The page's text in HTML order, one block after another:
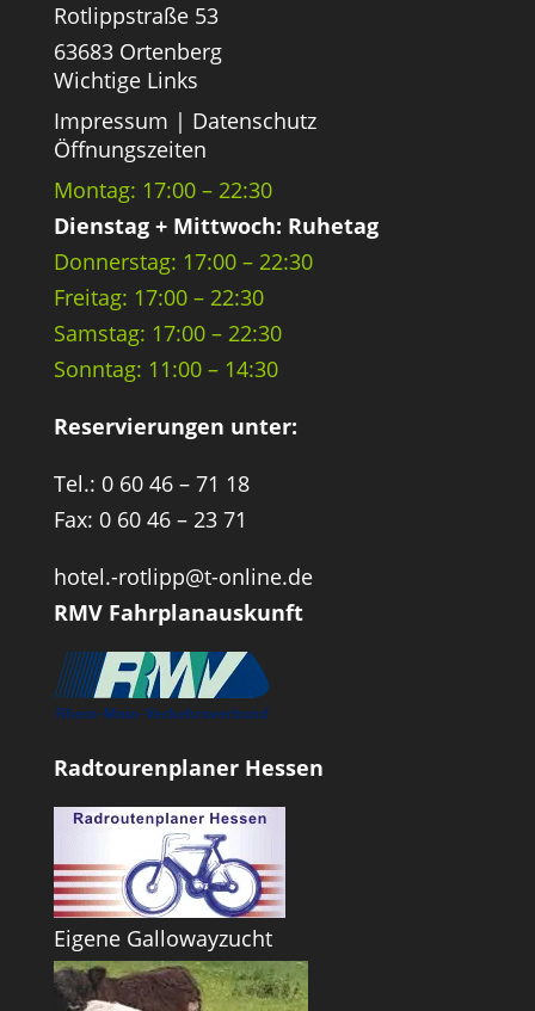
Rotlippstraße 53
63683 Ortenberg
Wichtige Links
Impressum | Datenschutz
Öffnungszeiten
Montag: 17:00 – 22:30
Dienstag + Mittwoch: Ruhetag
Donnerstag: 17:00 – 22:30
Freitag: 17:00 – 22:30
Samstag: 17:00 – 22:30
Sonntag: 11:00 – 14:30
Reservierungen unter:
Tel.: 0 60 46 – 71 18
Fax: 0 60 46 – 23 71
hotel.-rotlipp@t-online.de
RMV Fahrplanauskunft
Radtourenplaner Hessen
Eigene Gallowayzucht